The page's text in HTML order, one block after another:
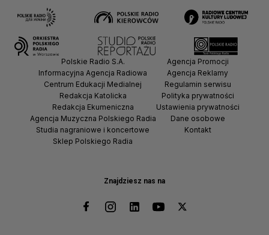
Znajdziesz nas na
Polskie Radio S.A.
Informacyjna Agencja Radiowa
Centrum Edukacji Medialnej
Redakcja Katolicka
Redakcja Ekumeniczna
Agencja Muzyczna Polskiego Radia
Studia nagraniowe i koncertowe
Sklep Polskiego Radia
Agencja Promocji
Agencja Reklamy
Regulamin serwisu
Polityka prywatności
Ustawienia prywatności
Dane osobowe
Kontakt